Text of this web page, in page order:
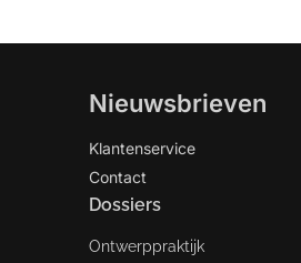
Nieuwsbrieven
Klantenservice
Contact
Dossiers
Ontwerppraktijk